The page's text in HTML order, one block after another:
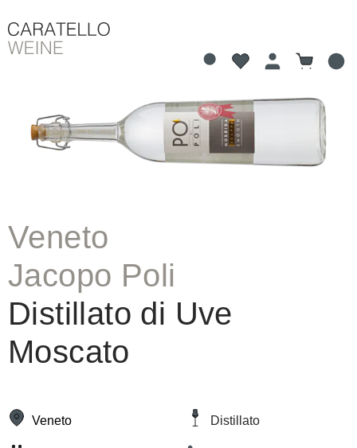
Bildergalerie überspringen
Veneto
Jacopo Poli
Distillato di Uve
Moscato
Veneto Distillato